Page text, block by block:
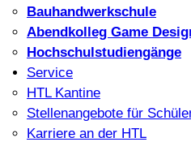
Bauhandwerkschule
Abendkolleg Game
Hochschulstudiengänge
Service
HTL Kantine
Stellenangebote für
Karriere an der HTL